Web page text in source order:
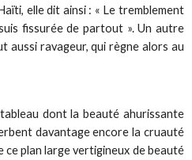
elle dit ainsi : « Le tremblement
fissurée de partout ». Un autre
aussi ravageur, qui règne alors au
dont la beauté ahurissante
davantage encore la cruauté
ce plan large vertigineux de beauté